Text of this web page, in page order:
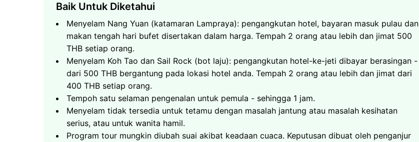
Apa yang Dijangka
Laluan:Koh Samui → Koh Tao (bot laju)
Koh Tao - "Pulau Penyu" - adalah salah satu destinasi menyelam paling popular di Asia
Tenggara. Jurulatih menyelam anda akan bertemu anda di jeti dan bersama-sama anda akan
menuju dengan bot laju ke lokasi menyelam terbaik di sekeliling pulau. Dua selaman dalam air
yang jernih - karang, penyu laut, ikan tropika yang cerah. Pengangkutan hotel-ke-jeti dibayar
berasingan; tempah 2 orang atau lebih dan jimat dari ฿400 setiap orang.
Apa yang Dijangka
Laluan: Koh Samui → Sail Rock (bot laju)
Sail Rock ialah puncak laut terbuka yang wajar digelar permata menyelam berhampiran Koh
Samui dan Koh Tao. Sebuah bot laju membawa anda terus ke batu itu dalam masa kurang
sejam. Dua selaman di sepanjang dinding menegak yang menjunam melebihi 30 meter menanti:
Baik Untuk Diketahui
Menyelam Nang Yuan (katamaran Lampraya): pengangkutan hotel, bayaran masuk pulau dan
makan tengah hari bufet disertakan dalam harga. Tempah 2 orang atau lebih dan jimat 500
THB setiap orang.
Menyelam Koh Tao dan Sail Rock (bot laju): pengangkutan hotel-ke-jeti dibayar berasingan -
dari 500 THB bergantung pada lokasi hotel anda. Tempah 2 orang atau lebih dan jimat dari
400 THB setiap orang.
Tempoh satu selaman pengenalan untuk pemula - sehingga 1 jam.
Menyelam tidak tersedia untuk tetamu dengan masalah jantung atau masalah kesihatan
serius, atau untuk wanita hamil.
Program tour mungkin diubah suai akibat keadaan cuaca. Keputusan dibuat oleh penganjur